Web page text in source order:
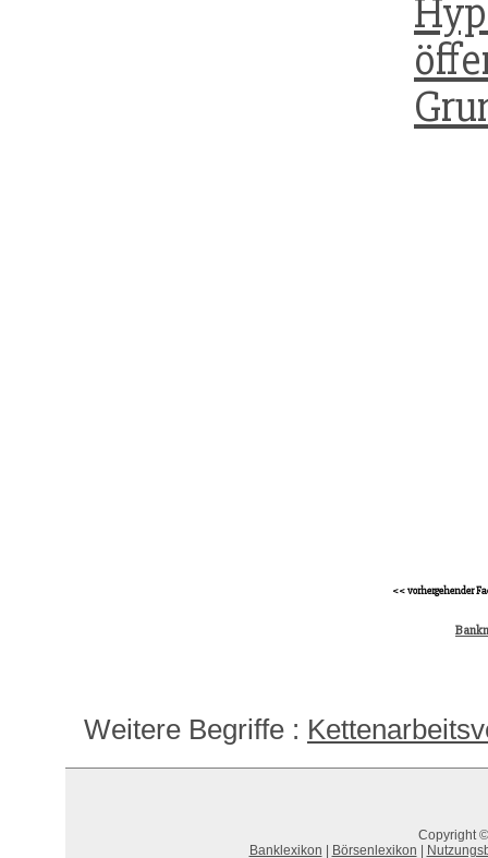
<< vorhergehender
Weitere Begriffe :
Copyright
Banklexikon
Börsenlexikon